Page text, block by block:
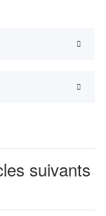
suivants